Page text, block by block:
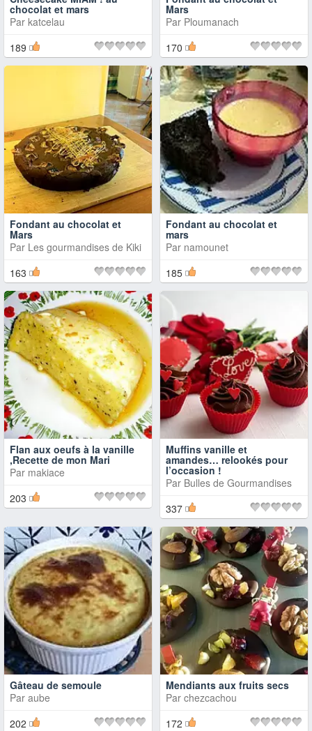
chocolat et mars
Par katcelau
189
Mars
Par Ploumanach
170
Fondant au chocolat et
Mars
Par Les gourmandises de Kiki
163
Fondant au chocolat et
mars
Par namounet
185
Flan aux oeufs à la vanille
,Recette de mon Mari
Par makiace
203
Muffins vanille et
amandes… relookés pour
l’occasion !
Par Bulles de Gourmandises
337
Gâteau de semoule
Par aube
202
Mendiants aux fruits secs
Par chezcachou
172